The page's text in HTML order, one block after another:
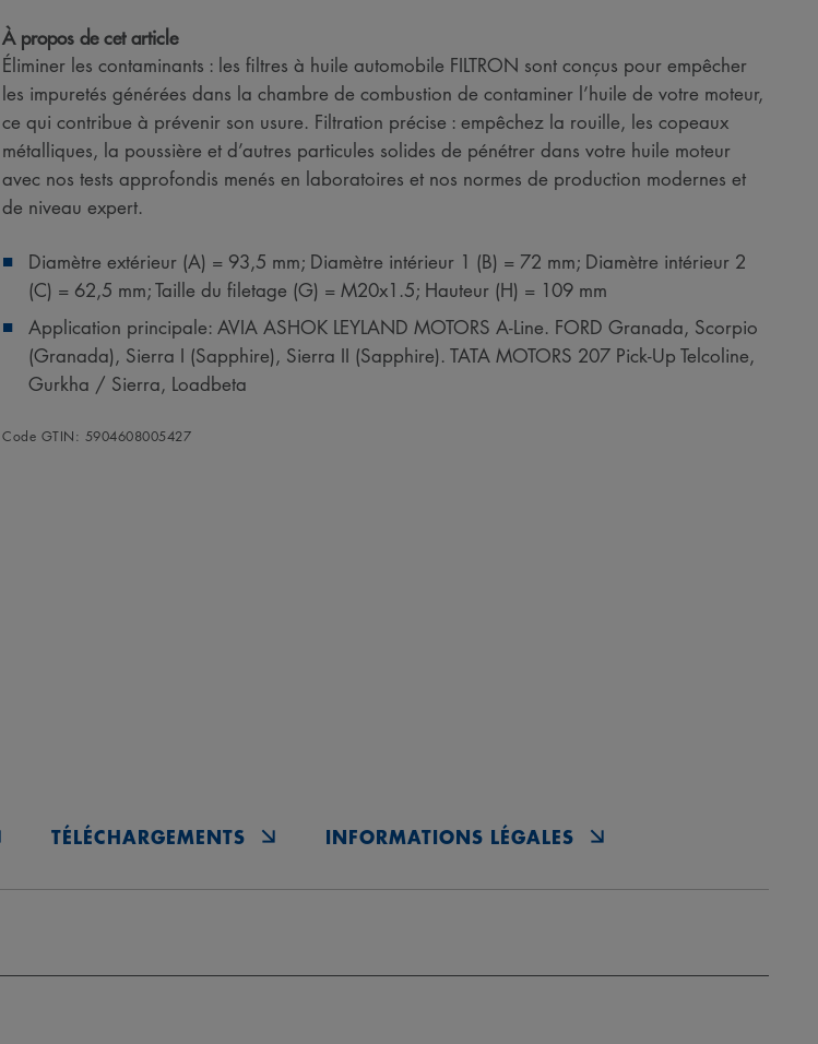
À propos de cet article
Éliminer les contaminants : les filtres à huile automobile FILTRON sont conçus pour empêcher
les impuretés générées dans la chambre de combustion de contaminer l’huile de votre moteur,
ce qui contribue à prévenir son usure. Filtration précise : empêchez la rouille, les copeaux
métalliques, la poussière et d’autres particules solides de pénétrer dans votre huile moteur
avec nos tests approfondis menés en laboratoires et nos normes de production modernes et
de niveau expert.
Diamètre extérieur (A) = 93,5 mm; Diamètre intérieur 1 (B) = 72 mm; Diamètre intérieur 2
(C) = 62,5 mm; Taille du filetage (G) = M20x1.5; Hauteur (H) = 109 mm
Application principale: AVIA ASHOK LEYLAND MOTORS A-Line. FORD Granada, Scorpio
(Granada), Sierra I (Sapphire), Sierra II (Sapphire). TATA MOTORS 207 Pick-Up Telcoline,
Gurkha / Sierra, Loadbeta
Code GTIN: 5904608005427
TÉLÉCHARGEMENTS INFORMATIONS LÉGALES